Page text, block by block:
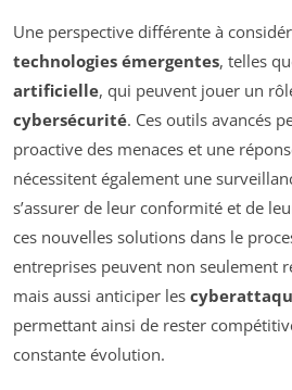
Une perspective différente à
technologies émergentes, telles
artificielle, qui peuvent jouer un
cybersécurité. Ces outils avancés
proactive des menaces et une
nécessitent également une
s’assurer de leur conformité et de
ces nouvelles solutions dans le
entreprises peuvent non seulement
mais aussi anticiper les
permettant ainsi de rester
constante évolution.